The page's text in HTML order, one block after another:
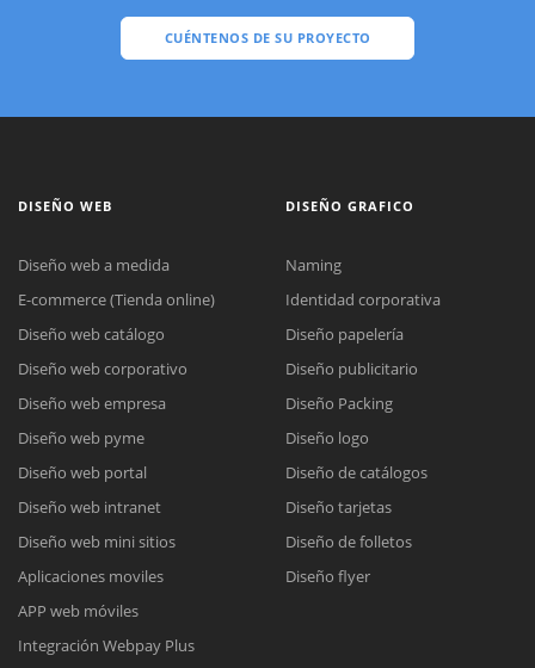
CUÉNTENOS DE SU PROYECTO
DISEÑO WEB
Diseño web a medida
E-commerce (Tienda online)
Diseño web catálogo
Diseño web corporativo
Diseño web empresa
Diseño web pyme
Diseño web portal
Diseño web intranet
Diseño web mini sitios
Aplicaciones moviles
APP web móviles
Integración Webpay Plus
DISEÑO GRAFICO
Naming
Identidad corporativa
Diseño papelería
Diseño publicitario
Diseño Packing
Diseño logo
Diseño de catálogos
Diseño tarjetas
Diseño de folletos
Diseño flyer